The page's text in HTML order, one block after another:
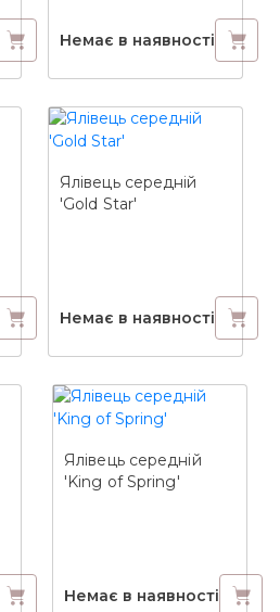
Немає в наявності
Ялівець середній
'Gold Star'
Немає в наявності
Ялівець середній
'King of Spring'
Немає в наявності